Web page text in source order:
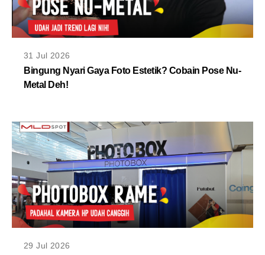
MLDPODCAST
VIDEOS
MLDPOINTS
31 Jul 2026
Bingung Nyari Gaya Foto Estetik? Cobain Pose Nu-
Metal Deh!
29 Jul 2026